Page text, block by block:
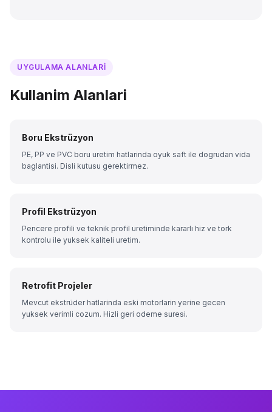
UYGULAMA ALANLARI
Kullanim Alanlari
Boru Ekstrüzyon
PE, PP ve PVC boru uretim hatlarinda oyuk saft ile dogrudan vida
baglantisi. Disli kutusu gerektirmez.
Profil Ekstrüzyon
Pencere profili ve teknik profil uretiminde kararlı hiz ve tork
kontrolu ile yuksek kaliteli uretim.
Retrofit Projeler
Mevcut ekstrüder hatlarinda eski motorlarin yerine gecen
yuksek verimli cozum. Hizli geri odeme suresi.